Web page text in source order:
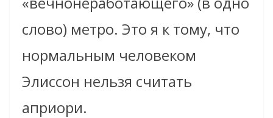
слово) метро. Это я к тому, что
нормальным человеком
Элиссон нельзя считать
априори.